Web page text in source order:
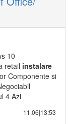
10
retail instalare
Componente si
4 Azi
11.06|13:53